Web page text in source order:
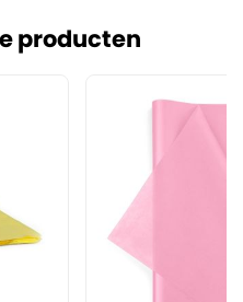
producten